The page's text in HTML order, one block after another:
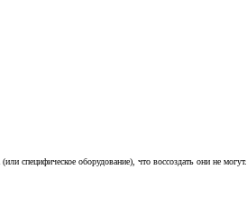
специфическое оборудование), что воссоздать они не могут.